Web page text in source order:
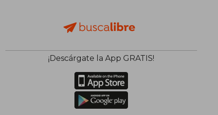
¡Descárgate la App GRATIS!